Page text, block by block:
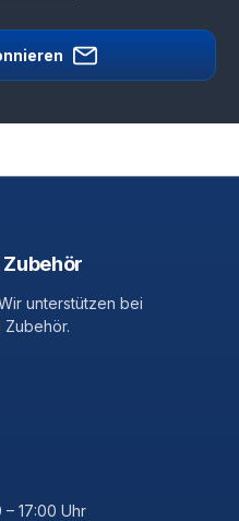
unterstützen bei
Zubehör.
– 17:00 Uhr